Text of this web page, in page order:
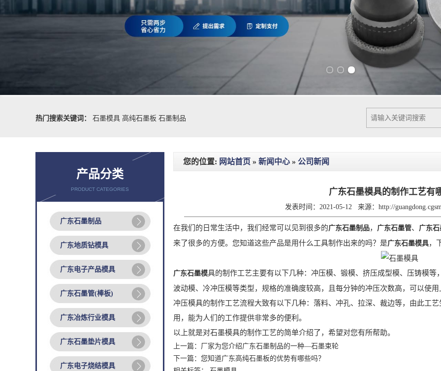
热门搜索关键词：
石墨模具 高纯石墨板 石墨制品
产品分类
PRODUCT CATEGORIES
广东石墨制品
广东地质钻模具
广东电子产品模具
广东石墨管(棒板)
广东冶炼行业模具
广东石墨垫片模具
广东电子烧结模具
您的位置: 网站首页 » 新闻中心 » 公司新闻
广东石墨模具的制作工艺有
发表时间：2021-05-12 来源： http://
在我们的日常生活中，我们经常可以见到很多的广东石墨制品， 广东石墨管、 广东
来了很多的方便。您知道这些产品是用什么工具制作出来的吗？是广东石墨模具，
广东石墨模具的制作工艺主要有以下几种：冲压模、锻模、挤压成型模、压铸模
波动模、冷冲压模等类型，规格的准确度较高，且每分钟的冲压次数高，可以使
冲压模具的制作工艺流程大致有以下几种：落料、冲孔、拉深、裁边等，由此工
用，能为人们的工作提供非常多的便利。
以上就是对石墨模具的制作工艺的简单介绍了，希望对您有所帮助。
上一篇： 厂家为您介绍广东石墨制品的一种—石墨束轮
下一篇： 您知道广东高纯石墨板的优势有哪些吗？